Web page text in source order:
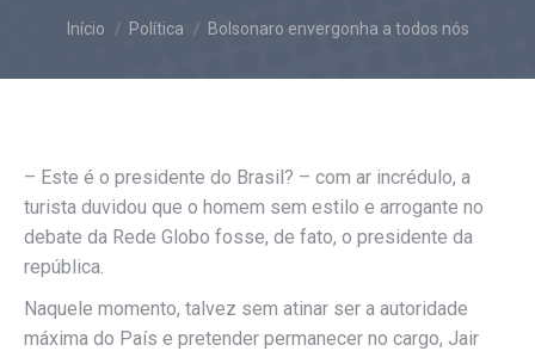
Você está aqui:
Início Política Bolsonaro envergonha a todos nós
– Este é o presidente do Brasil? – com ar incrédulo, a
turista duvidou que o homem sem estilo e arrogante no
debate da Rede Globo fosse, de fato, o presidente da
república.
Naquele momento, talvez sem atinar ser a autoridade
máxima do País e pretender permanecer no cargo, Jair